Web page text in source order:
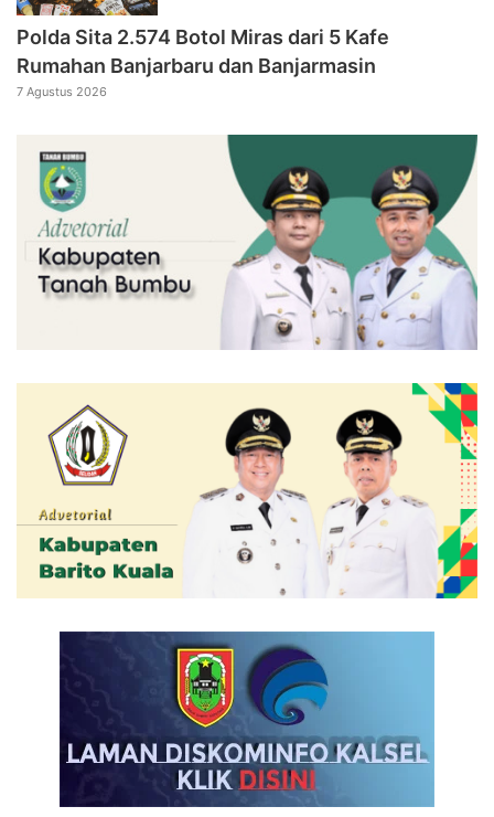
Polda Sita 2.574 Botol Miras dari 5 Kafe
Rumahan Banjarbaru dan Banjarmasin
7 Agustus 2026